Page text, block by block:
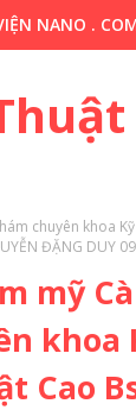
NANO .
chuyên khoa
ĐẶNG DUY
mỹ
khoa
Cao